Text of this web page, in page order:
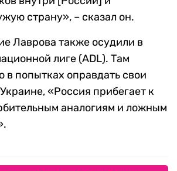
страну», – сказал он.
Лаврова также осудили в
лиге (ADL). Там
в попытках оправдать свои
«Россия прибегает к
аналогиям и ложным